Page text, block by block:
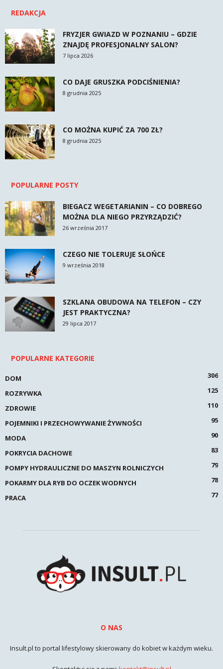
REDAKCJA
FRYZJER GWIAZD W POZNANIU – GDZIE
ZNAJDĘ PROFESJONALNY SALON?
7 lipca 2026
CO DAJE GRUSZKA PODCIŚNIENIA?
8 grudnia 2025
CO MOŻNA KUPIĆ ZA 700 ZŁ?
8 grudnia 2025
POPULARNE POSTY
BIEGACZ WEGETARIANIN – CO DOBREGO
MOŻNA DLA NIEGO PRZYRZĄDZIĆ?
26 września 2017
CZEGO NIE TOLERUJE SŁOŃCE
9 września 2018
SZKLANA OBUDOWA NA TELEFON – CZY
JEST PRAKTYCZNA?
29 lipca 2017
POPULARNE KATEGORIE
DOM
306
ROZRYWKA
125
ZDROWIE
110
POJEMNIKI I PRZECHOWYWANIE ŻYWNOŚCI
95
MODA
90
POKRYCIA DACHOWE
83
POMPY HYDRAULICZNE DO MASZYN ROLNICZYCH
79
POKARMY DLA RYB DO OCZEK WODNYCH
78
PRACA
77
O NAS
Insult.pl to portal lifestylowy skierowany do kobiet w każdym wieku.